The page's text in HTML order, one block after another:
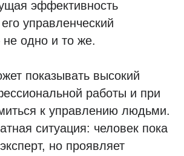
эффективность
управленческий
одно и то же.
показывать высокий
работы и при
к управлению людьми.
ситуация: человек пока
но проявляет